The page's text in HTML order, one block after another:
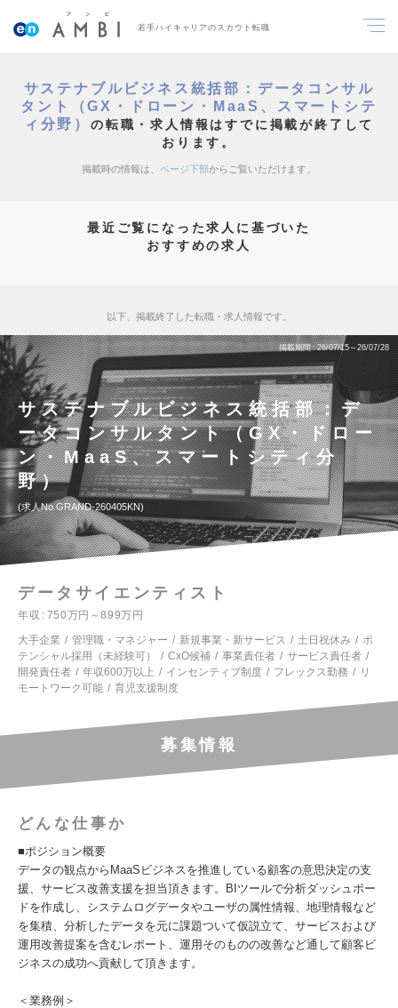
若手ハイキャリアのスカウト転職
サステナブルビジネス統括部：データコンサル
タント（GX・ドローン・MaaS、スマートシテ
ィ分野） の転職・求人情報はすでに掲載が終了して
おります。
掲載時の情報は、 ページ下部からご覧いただけます。
最近ご覧になった求人に基づいた
おすすめの求人
以下、掲載終了した転職・求人情報です。
掲載期間 26/07/15～26/07/28
サステナブルビジネス統括部：デ
ータコンサルタント（GX・ドロー
ン・MaaS、スマートシティ分
野）
求人No.GRAND-260405KN
データサイエンティスト
年収
750万円～899万円
大手企業
管理職・マネジャー 新規事業・新サービス 土日祝休み
ポ
テンシャル採用（未経験可）
CxO候補 事業責任者
サービス責任者
開発責任者
年収600万以上 インセンティブ制度 フレックス勤務
リ
モートワーク可能
育児支援制度
募集情報
どんな仕事か
■ポジション概要
データの観点からMaaSビジネスを推進している顧客の意思決定の支
援、サービス改善支援を担当頂きます。BIツールで分析ダッシュボー
ドを作成し、システムログデータやユーザの属性情報、地理情報など
を集積、分析したデータを元に課題ついて仮説立て、サービスおよび
運用改善提案を含むレポート、運用そのものの改善など通して顧客ビ
ジネスの成功へ貢献して頂きます。
＜業務例＞